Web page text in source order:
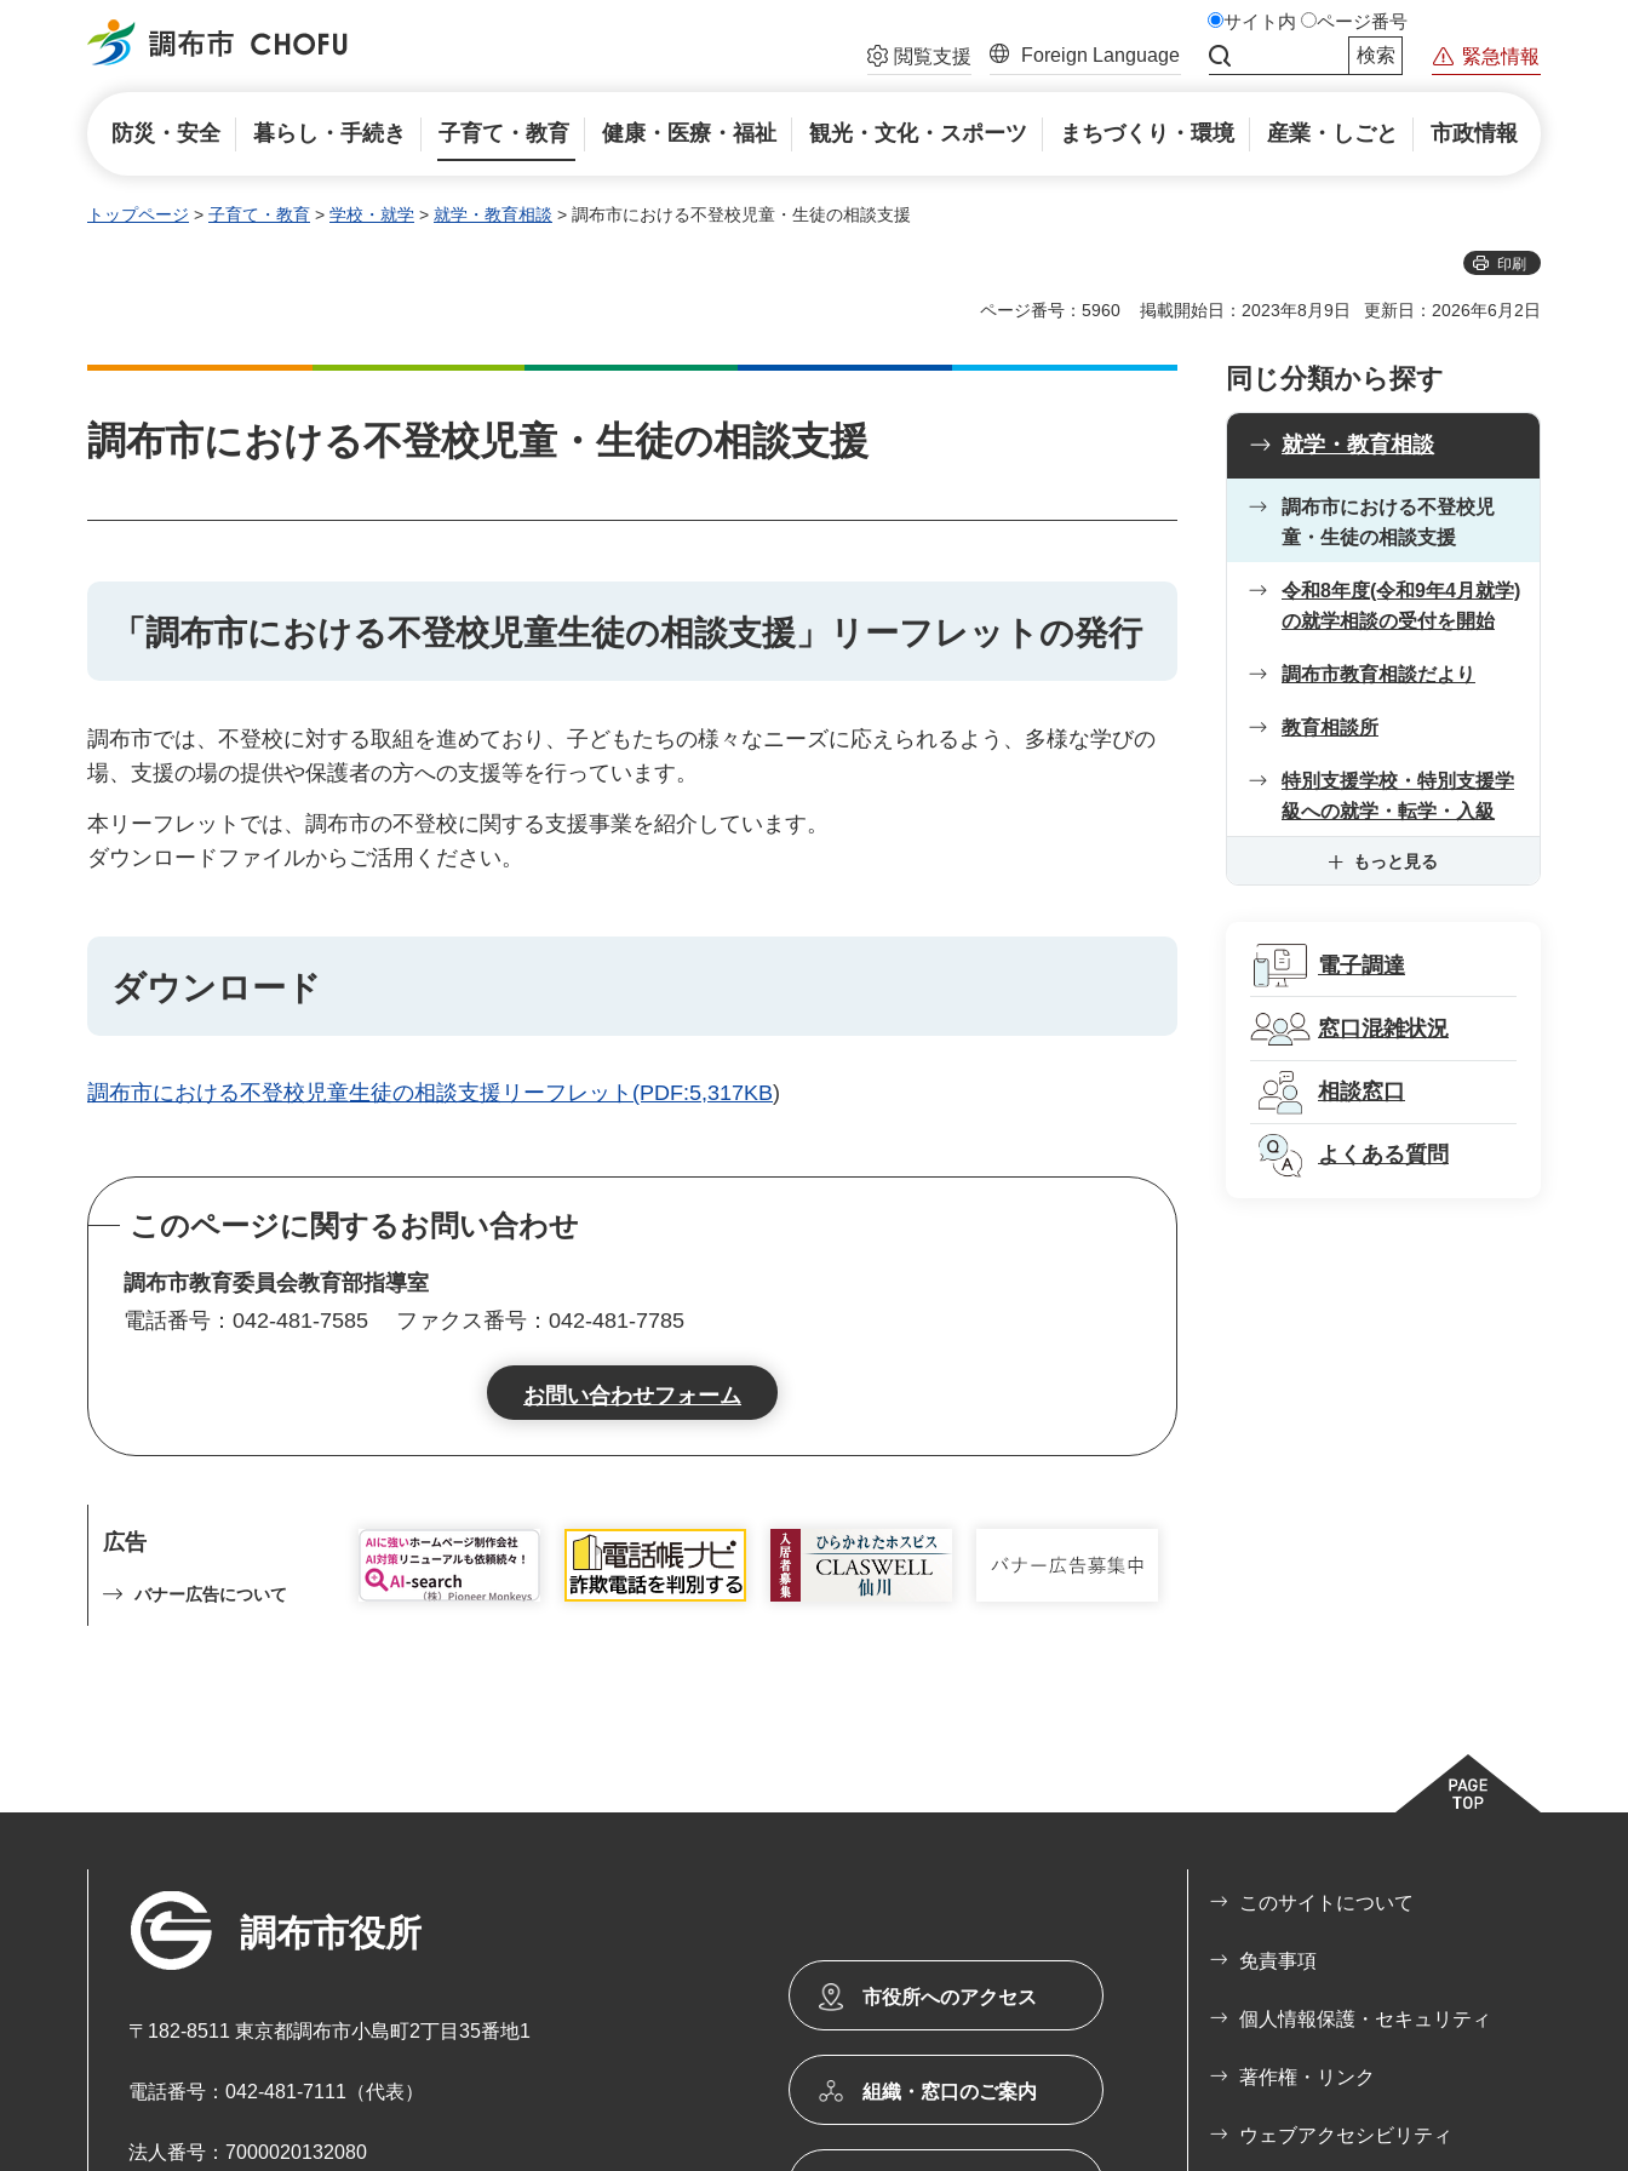
調布市 閲覧支援 Foreign Language
サイト内 ページ番号
緊急情報
防災・安全 暮らし・手続き 子育て・教育 健康・医療・福祉 観光・文化・スポーツ まちづくり・環境 産業・しごと 市政情報
トップページ > 子育て・教育 > 学校・就学 > 就学・教育相談 > 調布市における不登校児童・生徒の相談支援
印刷
ページ番号：5960 掲載開始日：2023年8月9日 更新日：2026年6月2日
調布市における不登校児童・生徒の相談支援
「調布市における不登校児童生徒の相談支援」リーフレットの発行
調布市では、不登校に対する取組を進めており、子どもたちの様々なニーズに応えられるよう、多様な学びの
場、支援の場の提供や保護者の方への支援等を行っています。
本リーフレットでは、調布市の不登校に関する支援事業を紹介しています。
ダウンロードファイルからご活用ください。
ダウンロード
調布市における不登校児童生徒の相談支援リーフレット(PDF:5,317KB)
このページに関するお問い合わせ
調布市教育委員会教育部指導室
電話番号：042-481-7585
ファクス番号：042-481-7785
広告
バナー広告について
同じ分類から探す
就学・教育相談
調布市における不登校児
童・生徒の相談支援
令和8年度(令和9年4月就学)
の就学相談の受付を開始
調布市教育相談だより
教育相談所
特別支援学校・特別支援学
級への就学・転学・入級
もっと見る
電子調達
窓口混雑状況
相談窓口
よくある質問
調布市役所
〒182-8511 東京都調布市小島町2丁目35番地1
電話番号：042-481-7111（代表）
法人番号：7000020132080
市役所へのアクセス
組織・窓口のご案内
このサイトについて
免責事項
個人情報保護・セキュリティ
著作権・リンク
ウェブアクセシビリティ